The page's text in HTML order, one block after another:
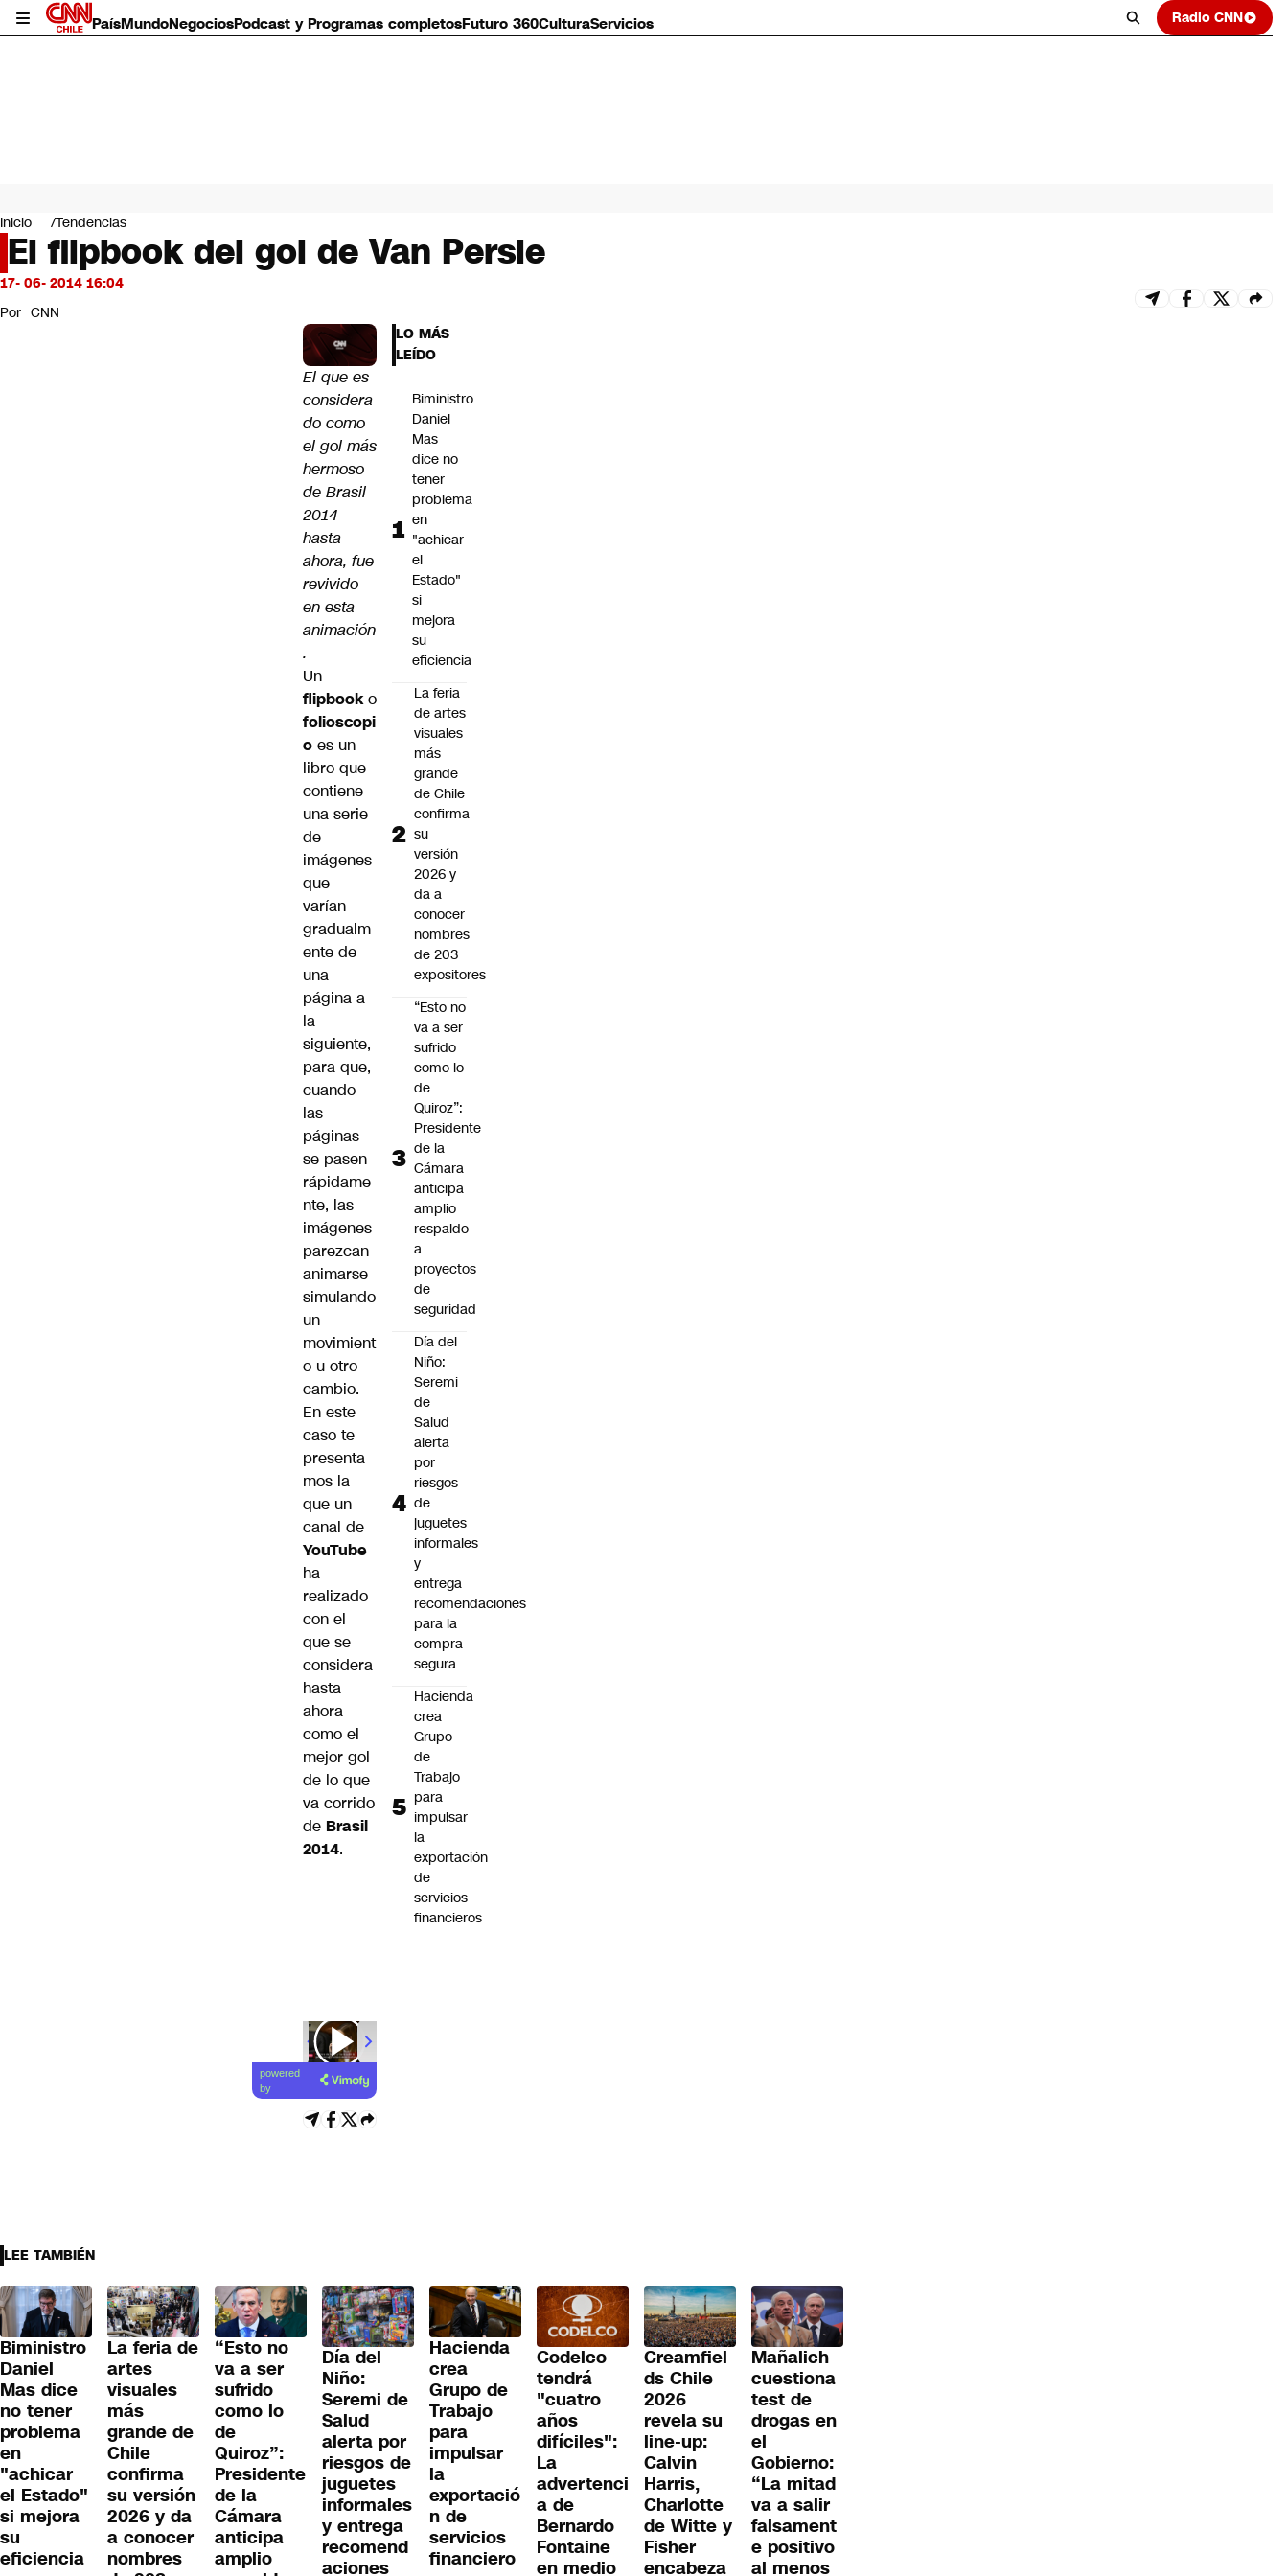
PaísMundoNegociosPodcast y Programas completosFuturo 360CulturaServicios Radio CNN
Mundo
Negocios
Deportes
Programas completos
Servicios
Inicio Tendencias
El flipbook del gol de Van Persie
17- 06- 2014 16:04
Por CNN
El que es
considera
do como
el gol más
hermoso
de Brasil
2014
hasta
ahora, fue
revivido
en esta
animación
.
Un
flipbooko
folioscopi
o es un
libro que
contiene
una serie
de
imágenes
que
varían
gradualm
ente de
una
página a
la
siguiente,
para que,
cuando
las
páginas
se pasen
rápidame
nte, las
imágenes
parezcan
animarse
simulando
un
movimient
o u otro
cambio.
En este
caso te
presenta
mos la
que un
canal de
YouTube
ha
realizado
con el
que se
considera
hasta
ahora
como el
mejor gol
de lo que
va corrido
de Brasil
2014.
powered
by
LO MÁS
LEÍDO
Biministro
Daniel
Mas
dice no
tener
problema
en
"achicar
el
Estado"
si
mejora
su
eficiencia
La feria
de artes
visuales
más
grande
de Chile
confirma
su
versión
2026 y
da a
conocer
nombres
de 203
expositores
“Esto no
va a ser
sufrido
como lo
de
Quiroz”:
Presidente
de la
Cámara
anticipa
amplio
respaldo
a
proyectos
de
seguridad
Día del
Niño:
Seremi
de
Salud
alerta
por
riesgos
de
juguetes
informales
y
entrega
recomendaciones
para la
compra
segura
Hacienda
crea
Grupo
de
Trabajo
para
impulsar
la
exportación
de
servicios
financieros
LEE TAMBIÉN
Biministro
Daniel
Mas dice
no tener
problema
en
"achicar
el Estado"
si mejora
su
eficiencia
La feria de
artes
visuales
más
grande de
Chile
confirma
su versión
2026 y da
a conocer
nombres
“Esto no
va a ser
sufrido
como lo
de
Quiroz”:
Presidente
de la
Cámara
anticipa
amplio
Día del
Niño:
Seremi de
Salud
alerta por
riesgos de
juguetes
informales
y entrega
recomend
aciones
Hacienda
crea
Grupo de
Trabajo
para
impulsar
la
exportació
n de
servicios
financiero
Codelco
tendrá
"cuatro
años
difíciles":
La
advertenci
a de
Bernardo
Fontaine
en medio
Creamfiel
ds Chile
2026
revela su
line-up:
Calvin
Harris,
Charlotte
de Witte y
Fisher
encabeza
Mañalich
cuestiona
test de
drogas en
el
Gobierno:
“La mitad
va a salir
falsament
e positivo
al menos